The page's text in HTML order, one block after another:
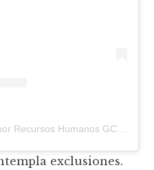
exclusiones.